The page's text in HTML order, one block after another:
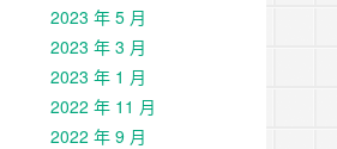
2023 年 5 月
2023 年 3 月
2023 年 1 月
2022 年 11 月
2022 年 9 月